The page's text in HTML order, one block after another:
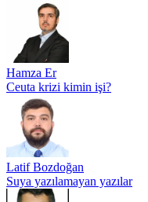
Hamza Er
Ceuta krizi kimin işi?
Latif Bozdoğan
Suya yazılamayan yazılar